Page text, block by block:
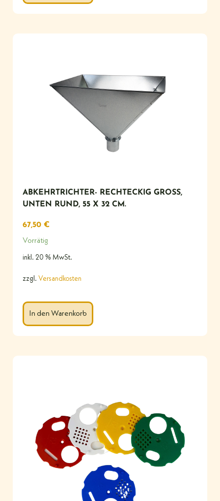
ABKEHRTRICHTER- RECHTECKIG GROSS, U
NTEN RUND, 55 X 32 CM.
67,50 €
Vorrätig
inkl. 20 % MwSt.
zzgl. Versandkosten
In den Warenkorb